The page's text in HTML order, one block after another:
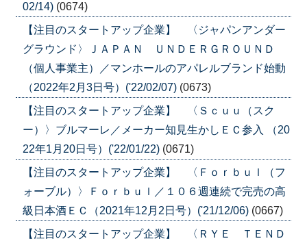
02/14) (0674)
【注目のスタートアップ企業】 〈ジャパンアンダー
グラウンド〉ＪＡＰＡＮ ＵＮＤＥＲＧＲＯＵＮＤ
（個人事業主）／マンホールのアパレルブランド始動
（2022年2月3日号）('22/02/07) (0673)
【注目のスタートアップ企業】 〈Ｓｃｕｕ（スク
ー）〉ブルマーレ／メーカー知見生かしＥＣ参入 （20
22年1月20日号）('22/01/22) (0671)
【注目のスタートアップ企業】 〈Ｆｏｒｂｕｌ（フ
ォーブル）〉Ｆｏｒｂｕｌ／１０６週連続で完売の高
級日本酒ＥＣ（2021年12月2日号）('21/12/06) (0667)
【注目のスタートアップ企業】 〈ＲＹＥ ＴＥＮＤ